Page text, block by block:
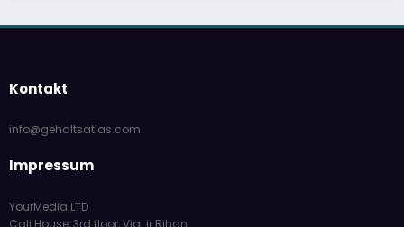
Kontakt
info@gehaltsatlas.com
Impressum
YourMedia LTD
Cali House, 3rd floor, Vjal ir Rihan